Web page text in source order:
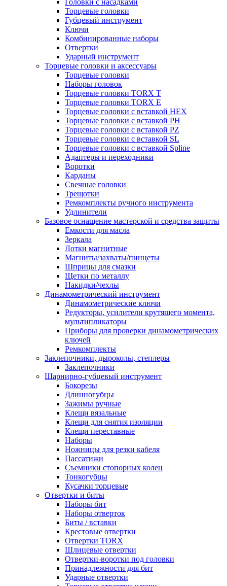
Головки с насадками
Торцевые головки
Губцевый инструмент
Ключи
Комбинированные наборы
Отвертки
Ударный инструмент
Торцевые головки и аксессуары
Торцевые головки
Наборы головок
Торцевые головки TORX T
Торцевые головки TORX Е
Торцевые головки с вставкой HEX
Торцевые головки с вставкой PH
Торцевые головки с вставкой PZ
Торцевые головки с вставкой SL
Торцевые головки с вставкой Spline
Адаптеры и переходники
Воротки
Карданы
Свечные головки
Трещотки
Ремкомплекты ручного инструмента
Удлинители
Базовое оснащение мастерской и средства защиты
Емкости для масла
Зеркала
Лотки магнитные
Магниты/захваты/пинцеты
Шприцы для смазки
Щетки по металлу
Накидки/чехлы
Динамометрический инструмент
Динамометрические ключи
Редукторы, усилители крутящего момента,
мультипликаторы
Приборы для проверки динамометрических
ключей
Ремкомплекты
Заклепочники, дыроколы, степлеры
Заклепочники
Шарнирно-губцевый инструмент
Бокорезы
Длинногубцы
Зажимы ручные
Клещи вязальные
Клещи для снятия изоляции
Клещи переставные
Наборы
Ножницы для резки кабеля
Пассатижи
Съемники стопорных колец
Тонкогубцы
Кусачки торцевые
Отвертки и биты
Наборы бит
Наборы отверток
Биты / вставки
Крестовые отвертки
Отвертки TORX
Шлицевые отвертки
Отвертки-воротки под головки
Принадлежности для бит
Ударные отвертки